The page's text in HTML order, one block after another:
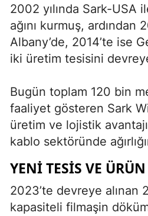
2002 yılında Sark-USA
ağını kurmuş, ardından
Albany’de, 2014’te ise
iki üretim tesisini
Bugün toplam 120 bin
faaliyet gösteren Sark
üretim ve lojistik
kablo sektöründe
YENI TESIS VE
2023’te devreye alınan
kapasiteli filmaşin